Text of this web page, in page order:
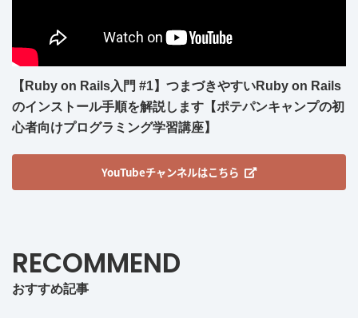
【Ruby on Rails入門 #1】つまづきやすいRuby on Rails
のインストール手順を解説します【ポテパンキャンプの初
心者向けプログラミング学習講座】
YouTubeチャンネルはこちら
RECOMMEND
おすすめ記事